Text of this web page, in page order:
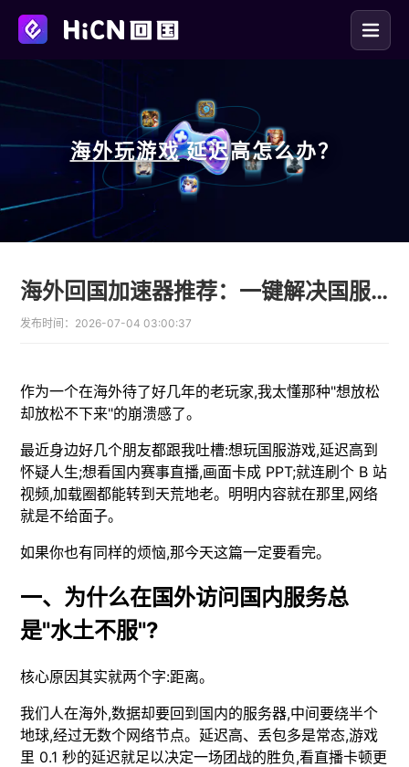
海外玩游戏 延迟高怎么办？
海外回国加速器推荐：一键解决国服游戏高延迟与视频卡顿问题
发布时间： 2026-07-04 03:00:37
作为一个在海外待了好几年的老玩家,我太懂那种"想放松
却放松不下来"的崩溃感了。
最近身边好几个朋友都跟我吐槽:想玩国服游戏,延迟高到
怀疑人生;想看国内赛事直播,画面卡成 PPT;就连刷个 B 站
视频,加载圈都能转到天荒地老。明明内容就在那里,网络
就是不给面子。
如果你也有同样的烦恼,那今天这篇一定要看完。
一、为什么在国外访问国内服务总
是"水土不服"?
核心原因其实就两个字:距离。
我们人在海外,数据却要回到国内的服务器,中间要绕半个
地球,经过无数个网络节点。延迟高、丢包多是常态,游戏
里 0.1 秒的延迟就足以决定一场团战的胜负,看直播卡顿更